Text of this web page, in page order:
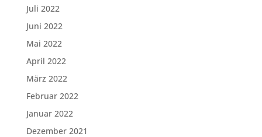
Juli 2022
Juni 2022
Mai 2022
April 2022
März 2022
Februar 2022
Januar 2022
Dezember 2021